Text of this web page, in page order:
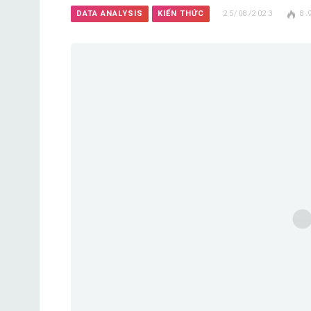
DATA ANALYSIS KIẾN THỨC 25/08/2023